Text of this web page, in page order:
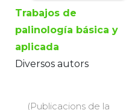
Trabajos de
palinología básica y
aplicada
Diversos autors
(Publicacions de la